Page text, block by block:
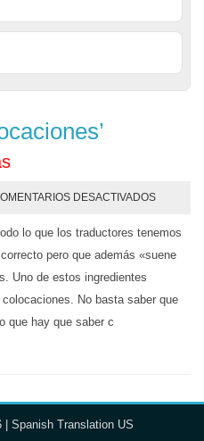
DESACTIVADOS
lo que los traductores tenemos
pero que además «suene
Uno de estos ingredientes
No basta saber que
que hay que saber c
| Spanish Translation US